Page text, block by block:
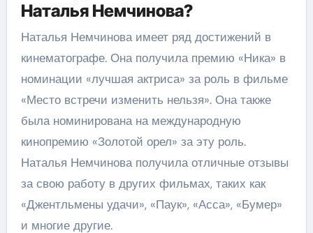
Наталья Немчинова?
Наталья Немчинова имеет ряд достижений в
кинематографе. Она получила премию «Ника» в
номинации «лучшая актриса» за роль в фильме
«Место встречи изменить нельзя». Она также
была номинирована на международную
кинопремию «Золотой орел» за эту роль.
Наталья Немчинова получила отличные отзывы
за свою работу в других фильмах, таких как
«Джентльмены удачи», «Паук», «Асса», «Бумер»
и многие другие.